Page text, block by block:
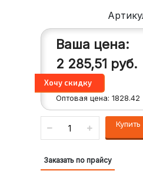
Ваша цена:
2 285,51 руб.
Оптовая цена: 1828.42
Купить
Заказать по прайсу